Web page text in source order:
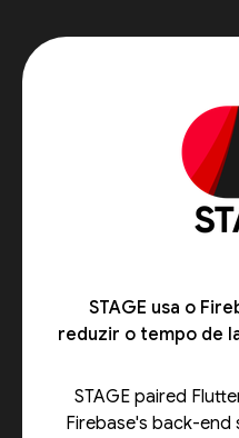
STAGE usa o
reduzir o tempo de
STAGE paired
Firebase's back-end